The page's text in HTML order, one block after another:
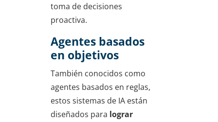
toma de decisiones
proactiva.
Agentes basados
en objetivos
También conocidos como
agentes basados en reglas,
estos sistemas de IA están
diseñados para lograr